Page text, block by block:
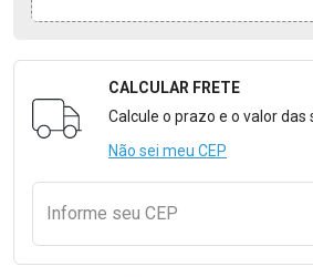
Formulário para Calcular o
CALCULAR FRETE
Calcule o prazo e o valor das
Não sei meu CEP
Informe seu CEP